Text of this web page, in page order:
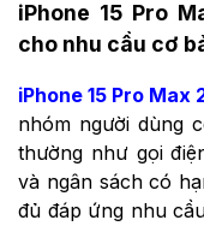
iPhone 15 Pro
cho nhu cầu cơ
iPhone 15 Pro Max
nhóm người dùng
thường như gọi
và ngân sách có
đủ đáp ứng nhu